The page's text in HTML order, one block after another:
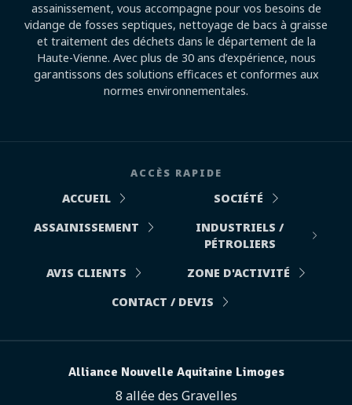
assainissement, vous accompagne pour vos besoins de
vidange de fosses septiques, nettoyage de bacs à graisse
et traitement des déchets dans le département de la
Haute-Vienne. Avec plus de 30 ans d’expérience, nous
garantissons des solutions efficaces et conformes aux
normes environnementales.
ACCÈS RAPIDE
ACCUEIL
SOCIÉTÉ
ASSAINISSEMENT
INDUSTRIELS /
PÉTROLIERS
AVIS CLIENTS
ZONE D'ACTIVITÉ
CONTACT / DEVIS
Alliance Nouvelle Aquitaine Limoges
8 allée des Gravelles